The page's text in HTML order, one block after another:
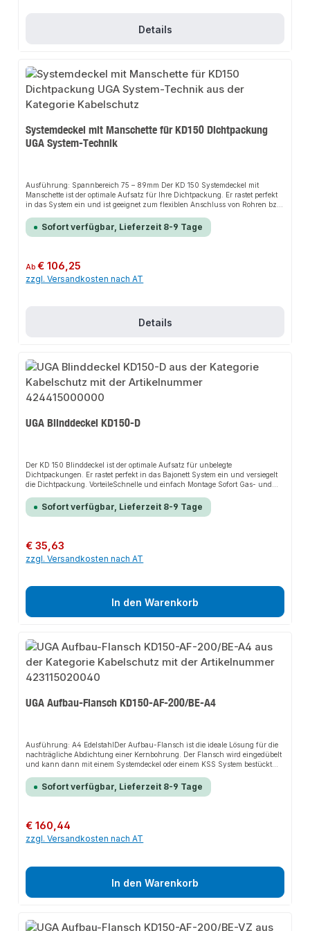
Details
Systemdeckel mit Manschette für KD150 Dichtpackung
UGA System-Technik
Ausführung: Spannbereich 75 – 89mm Der KD 150 Systemdeckel mit
Manschette ist der optimale Aufsatz für Ihre Dichtpackung. Er rastet perfekt
in das System ein und ist geeignet zum flexiblen Anschluss von Rohren bzw.
Leitungsschutzsystemen.Vorteileelastische Anschlussverbindung in
Manschettentechnik sehr schnelle Montage durch Spannbänder zum
Technische Details: Gas- und wasserdicht bis 0,5 bar passend für
Dichtpackungen KD 110Werkstoffangaben:Deckel und Spannmutter (PC),
Manschette (EPDM), Spannbänder (V2A)
Sofort verfügbar, Lieferzeit 8-9 Tage
Regulärer Preis:
Ab€ 106,25
zzgl. Versandkosten nach AT
Details
UGA Blinddeckel KD150-D
Der KD 150 Blinddeckel ist der optimale Aufsatz für unbelegte
Dichtpackungen. Er rastet perfekt in das Bajonett System ein und versiegelt
die Dichtpackung. VorteileSchnelle und einfach Montage Sofort Gas- und
Garantierte Dichtigkeit und Sicherheit (zertifiztiert) Schallisolierend
NagetierschutzHandhabungDer Systemdeckel wird mithilfe des Gelenk-
Sofort verfügbar, Lieferzeit 8-9 Tage
Regulärer Preis:
€ 35,63
zzgl. Versandkosten nach AT
In den Warenkorb
UGA Aufbau-Flansch KD150-AF-200/BE-A4
Ausführung: A4 EdelstahlDer Aufbau-Flansch ist die ideale Lösung für die
nachträgliche Abdichtung einer Kernbohrung. Der Flansch wird eingedübelt
und kann dann mit einem Systemdeckel oder einem KSS System bestückt
Einfacher lassen sich Käbel nicht abdichten.Vorteilenachträgliche
Abdichtung einer Kernbohrung auf einer Wand oder Decke schnelle und
Varianten durch passgenaue Systemdeckel und Systemeinsätze der KD150-
Serie Technische Details: Gas- und wasserdicht bis 2 bar mit passendem
Dichtelement (Systemdeckel oder Systemeinsatz) Rahmenmaß: 200 x 200
Beanspruchungsklasse 1 und 2 10 mm EPDM-Flanschdichtung auf der
Wandseite Nur Systemdeckel verwendbar für diese Vaianten
Werkstoffangaben:Aufbauflansch (Aluminium), Schutzdeckel (PE),
Befestigungselemente (A4 Edelstahl), Flanschdichtung (EPDM)
Sofort verfügbar, Lieferzeit 8-9 Tage
Regulärer Preis:
€ 160,44
zzgl. Versandkosten nach AT
In den Warenkorb